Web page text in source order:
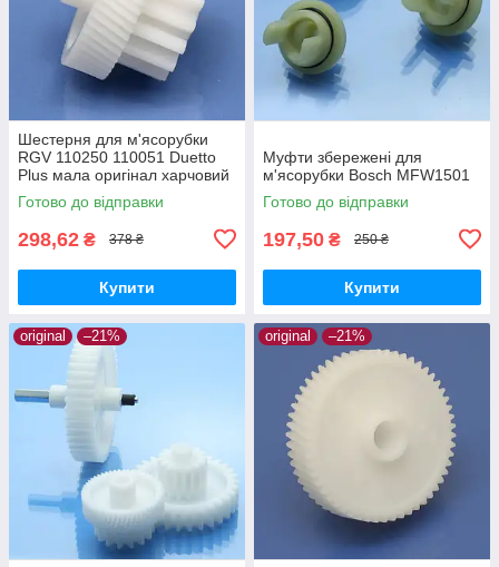
Шестерня для м'ясорубки
RGV 110250 110051 Duetto
Plus мала оригінал харчовий
пластик
Готово до відправки
298,62 ₴ 378 ₴
Купити
Муфти збережені для
м'ясорубки Bosch MFW1501
Готово до відправки
197,50 ₴ 250 ₴
Купити
original –21% original –21%